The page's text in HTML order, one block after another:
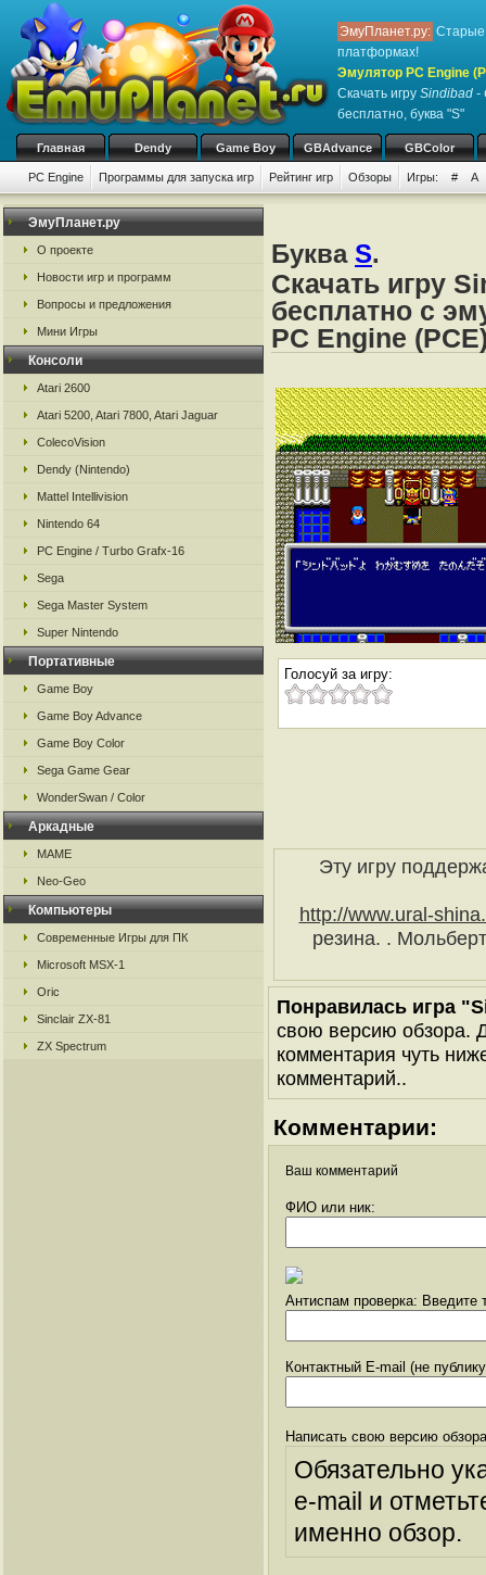
ЭмуПланет.ру: Старые
платформах!
Эмулятор PC Engine
Скачать игру Sindibad -
бесплатно, буква "S"
Главная Dendy Game Boy GBAdvance GBColor
PC Engine Программы для запуска игр Рейтинг игр Обзоры Игры: # A
ЭмуПланет.ру
О проекте
Новости игр и программ
Вопросы и предложения
Мини Игры
Консоли
Atari 2600
Atari 5200, Atari 7800, Atari Jaguar
ColecoVision
Dendy (Nintendo)
Mattel Intellivision
Nintendo 64
PC Engine / Turbo Grafx-16
Sega
Sega Master System
Super Nintendo
Портативные
Game Boy
Game Boy Advance
Game Boy Color
Sega Game Gear
WonderSwan / Color
Аркадные
MAME
Neo-Geo
Компьютеры
Современные Игры для ПК
Microsoft MSX-1
Oric
Sinclair ZX-81
ZX Spectrum
Буква S.
Скачать игру
бесплатно с
PC Engine
Голосуй за игру:
Эту игру
http://www.ural-
резина. .
Понравилась игра
свою версию обзора.
комментария чуть
комментарий..
Комментарии:
Ваш комментарий
ФИО или ник:
Антиспам проверка: Введите
Контактный E-mail (не
Написать свою версию
Обязательно
e-mail и
именно обзор.